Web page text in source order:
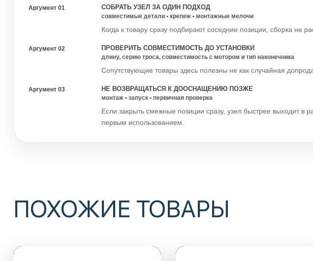
Аргумент 01 СОБРАТЬ УЗЕЛ ЗА ОДИН ПОДХОД
совместимые детали • крепеж • монтажные мелочи
Когда к товару сразу подбирают соседние позиции, сборка не
Аргумент 02 ПРОВЕРИТЬ СОВМЕСТИМОСТЬ ДО УСТАНОВКИ
длину, серию троса, совместимость с мотором и тип наконечника
Сопутствующие товары здесь полезны не как случайная
Аргумент 03 НЕ ВОЗВРАЩАТЬСЯ К ДООСНАЩЕНИЮ ПОЗЖЕ
монтаж • запуск • первичная проверка
Если закрыть смежные позиции сразу, узел быстрее выходит в
первым использованием.
ПОХОЖИЕ ТОВАРЫ